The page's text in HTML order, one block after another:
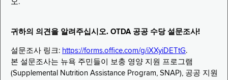
오.
귀하의 의견을 알려주십시오. OTDA 공공 수당 설문조사!
설문조사 링크: https://forms.office.com/g/iXXyiDETtG.
본 설문조사는 뉴욕 주민들이 보충 영양 지원 프로그램
(Supplemental Nutrition Assistance Program, SNAP), 공공 지원